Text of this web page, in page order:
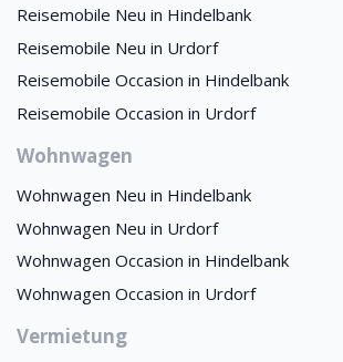
Reisemobile Neu in Hindelbank
Reisemobile Neu in Urdorf
Reisemobile Occasion in Hindelbank
Reisemobile Occasion in Urdorf
Wohnwagen
Wohnwagen Neu in Hindelbank
Wohnwagen Neu in Urdorf
Wohnwagen Occasion in Hindelbank
Wohnwagen Occasion in Urdorf
Vermietung